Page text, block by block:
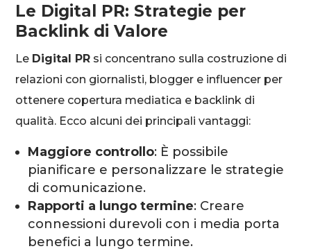
Le Digital PR: Strategie per
Backlink di Valore
Le Digital PR si concentrano sulla costruzione di
relazioni con giornalisti, blogger e influencer per
ottenere copertura mediatica e backlink di
qualità. Ecco alcuni dei principali vantaggi:
Maggiore controllo: È possibile
pianificare e personalizzare le strategie
di comunicazione.
Rapporti a lungo termine: Creare
connessioni durevoli con i media porta
benefici a lungo termine.